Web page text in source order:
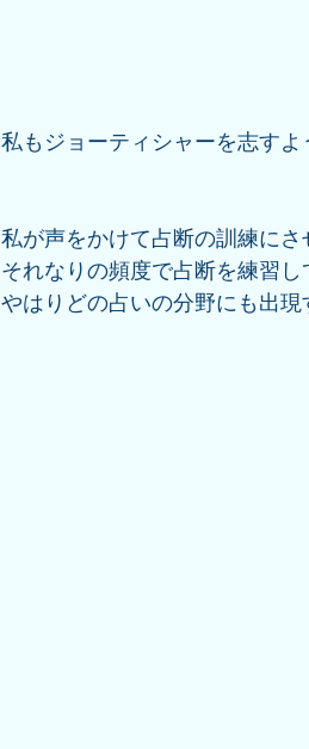
私もジョーティシャーを志す
私が声をかけて占断の訓練に
それなりの頻度で占断を練習し
やはりどの占いの分野にも出現